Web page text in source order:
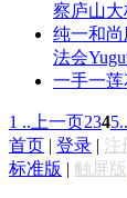
察庐山
纯一和
法会
一手一
1 .. 上一页2345
首页 | 登录 | 注
标准版 | 触屏版